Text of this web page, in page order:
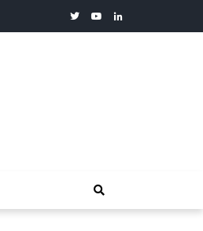
twitteryoutubelinkedin